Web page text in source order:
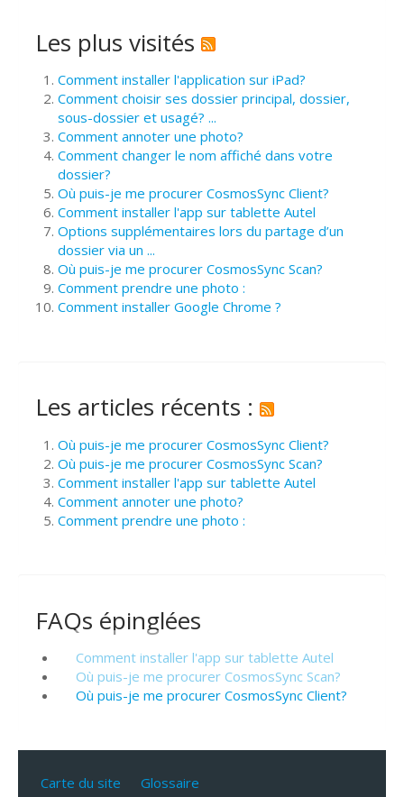
Les plus visités
Comment installer l'application sur iPad?
Comment choisir ses dossier principal, dossier,
sous-dossier et usagé? ...
Comment annoter une photo?
Comment changer le nom affiché dans votre
dossier?
Où puis-je me procurer CosmosSync Client?
Comment installer l'app sur tablette Autel
Options supplémentaires lors du partage d’un
dossier via un ...
Où puis-je me procurer CosmosSync Scan?
Comment prendre une photo :
Comment installer Google Chrome ?
Les articles récents :
Où puis-je me procurer CosmosSync Client?
Où puis-je me procurer CosmosSync Scan?
Comment installer l'app sur tablette Autel
Comment annoter une photo?
Comment prendre une photo :
FAQs épinglées
Comment installer l'app sur tablette Autel
Où puis-je me procurer CosmosSync Scan?
Où puis-je me procurer CosmosSync Client?
Carte du site Glossaire